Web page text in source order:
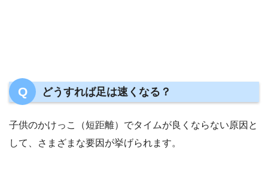
どうすれば足は速くなる？
子供のかけっこ（短距離）でタイムが良くならない原因と
して、さまざまな要因が挙げられます。